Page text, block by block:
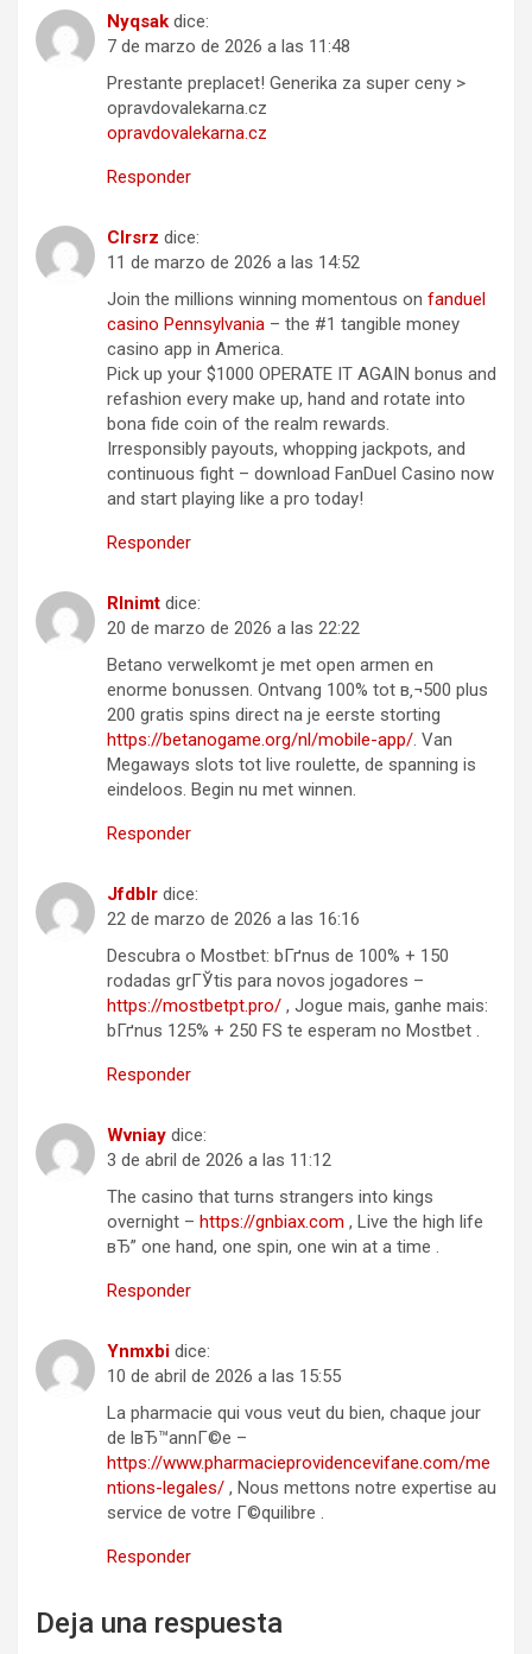
Nyqsak dice:
7 de marzo de 2026 a las 11:48
Prestante preplacet! Generika za super ceny >
opravdovalekarna.cz
opravdovalekarna.cz
Responder
Clrsrz dice:
11 de marzo de 2026 a las 14:52
Join the millions winning momentous on fanduel
casino Pennsylvania – the #1 tangible money
casino app in America.
Pick up your $1000 OPERATE IT AGAIN bonus and
refashion every make up, hand and rotate into
bona fide coin of the realm rewards.
Irresponsibly payouts, whopping jackpots, and
continuous fight – download FanDuel Casino now
and start playing like a pro today!
Responder
Rlnimt dice:
20 de marzo de 2026 a las 22:22
Betano verwelkomt je met open armen en
enorme bonussen. Ontvang 100% tot в‚¬500 plus
200 gratis spins direct na je eerste storting
https://betanogame.org/nl/mobile-app/. Van
Megaways slots tot live roulette, de spanning is
eindeloos. Begin nu met winnen.
Responder
Jfdblr dice:
22 de marzo de 2026 a las 16:16
Descubra o Mostbet: bГґnus de 100% + 150
rodadas grГЎtis para novos jogadores –
https://mostbetpt.pro/ , Jogue mais, ganhe mais:
bГґnus 125% + 250 FS te esperam no Mostbet .
Responder
Wvniay dice:
3 de abril de 2026 a las 11:12
The casino that turns strangers into kings
overnight – https://gnbiax.com , Live the high life
вЂ” one hand, one spin, one win at a time .
Responder
Ynmxbi dice:
10 de abril de 2026 a las 15:55
La pharmacie qui vous veut du bien, chaque jour
de lвЂ™annГ©e –
https://www.pharmacieprovidencevifane.com/me
ntions-legales/ , Nous mettons notre expertise au
service de votre Г©quilibre .
Responder
Deja una respuesta